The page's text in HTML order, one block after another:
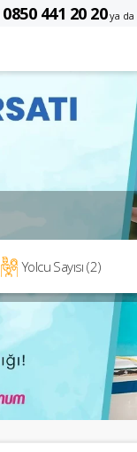
0850 441 20 20ya da
Yolcu Sayısı (2)